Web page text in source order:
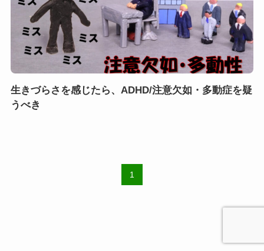
生きづらさを感じたら、ADHD/注意欠如・多動症を疑
うべき
1